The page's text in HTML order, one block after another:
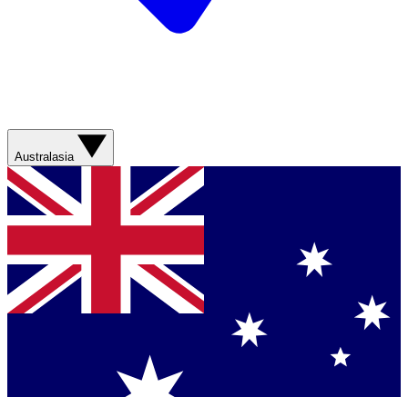
Australasia